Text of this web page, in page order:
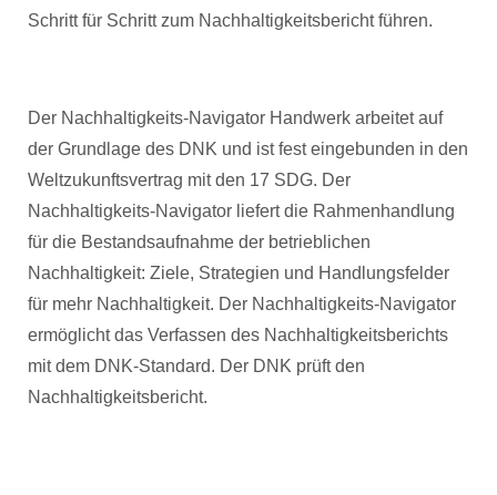
Schritt für Schritt zum Nachhaltigkeitsbericht führen.
Der Nachhaltigkeits-Navigator Handwerk arbeitet auf
der Grundlage des DNK und ist fest eingebunden in den
Weltzukunftsvertrag mit den 17 SDG. Der
Nachhaltigkeits-Navigator liefert die Rahmenhandlung
für die Bestandsaufnahme der betrieblichen
Nachhaltigkeit: Ziele, Strategien und Handlungsfelder
für mehr Nachhaltigkeit. Der Nachhaltigkeits-Navigator
ermöglicht das Verfassen des Nachhaltigkeitsberichts
mit dem DNK-Standard. Der DNK prüft den
Nachhaltigkeitsbericht.